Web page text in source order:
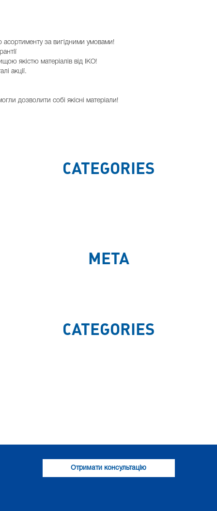
асортименту за вигідними умовами!
якістю матеріалів від IKO!
акції.
дозволити собі якісні матеріали!
CATEGORIES
META
CATEGORIES
Отримати консультацію